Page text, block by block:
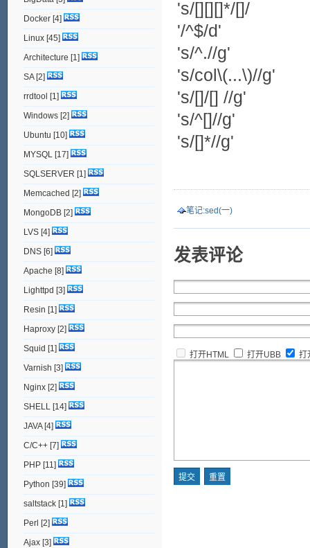
's/[][][]*/[]/ 用
'/^$/d'
's/^.//g' 删
's/col\(...\)//g'
's/[]/[] //g' 删
's/^[]//g' 删
's/[]*//g'
笔记:sed(一)
发表评论
打开HTML 打开UBB 打
Docker[4]
Linux[45]
Architecture [1]
SA[2]
rrdtool [1]
Windows[2]
Ubuntu [10]
MYSQL [17]
SQLSERVER [1]
Memcached [2]
MongoDB[2]
LVS[4]
DNS[6]
Apache [8]
Lighttpd [3]
Resin [1]
Haproxy[2]
Squid [1]
Varnish [3]
Nginx[2]
SHELL [14]
JAVA[4]
C/C++[7]
PHP[11]
Python [39]
saltstack[1]
Perl [2]
Ajax[3]